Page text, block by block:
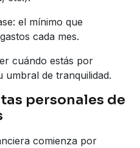
el mínimo que
cada mes.
cuándo estás por
umbral de tranquilidad.
personales de
comienza por